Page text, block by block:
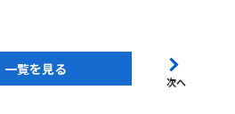
一覧を見る
次へ